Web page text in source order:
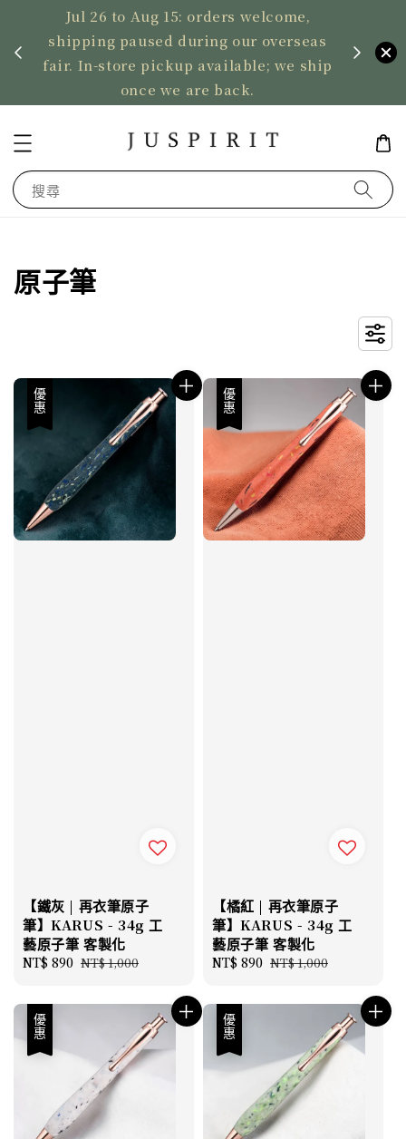
Jul 26 to Aug 15: orders welcome,
shipping paused during our overseas
fair. In-store pickup available; we ship
once we are back.
US
搜尋
原子筆
優惠
【鐵灰 | 再衣筆原子
筆】KARUS - 34g 工
藝原子筆 客製化
Sale
NT$ 890 Regular
NT$ 1,000
優惠
【橘紅 | 再衣筆原子
筆】KARUS - 34g 工
藝原子筆 客製化
Sale
NT$ 890 Regular
NT$ 1,000
優惠 優惠